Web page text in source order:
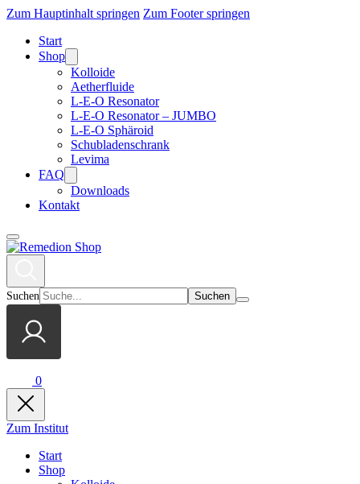
Zum Hauptinhalt springen Zum Footer springen
Start
Shop
Kolloide
Aetherfluide
L-E-O Resonator
L-E-O Resonator – JUMBO
L-E-O Sphäroid
Schubladenschrank
Levima
FAQ
Downloads
Kontakt
Suchen
0
Zum Institut
Start
Shop